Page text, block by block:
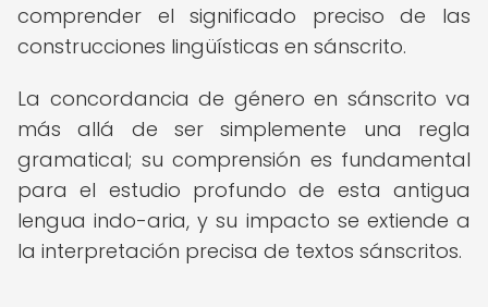
comprender el significado preciso de las
construcciones lingüísticas en sánscrito.
La concordancia de género en sánscrito va
más allá de ser simplemente una regla
gramatical; su comprensión es fundamental
para el estudio profundo de esta antigua
lengua indo-aria, y su impacto se extiende a
la interpretación precisa de textos sánscritos.